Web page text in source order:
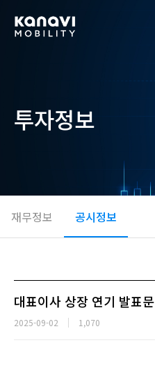
투자정보
재무정보 공시정보
대표이사 상장 연기 발표문
2025-09-02 1,070